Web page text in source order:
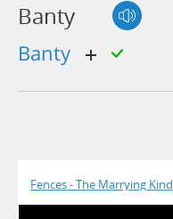
Banty
banty
Fences - The Marrying Kind